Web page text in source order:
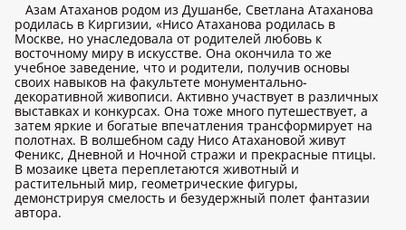
Азам Атаханов родом из Душанбе, Светлана Атаханова
родилась в Киргизии, «Нисо Атаханова родилась в
Москве, но унаследовала от родителей любовь к
восточному миру в искусстве. Она окончила то же
учебное заведение, что и родители, получив основы
своих навыков на факультете монументально-
декоративной живописи. Активно участвует в различных
выставках и конкурсах. Она тоже много путешествует, а
затем яркие и богатые впечатления трансформирует на
полотнах. В волшебном саду Нисо Атахановой живут
Феникс, Дневной и Ночной стражи и прекрасные птицы.
В мозаике цвета переплетаются животный и
растительный мир, геометрические фигуры,
демонстрируя смелость и безудержный полет фантазии
автора.